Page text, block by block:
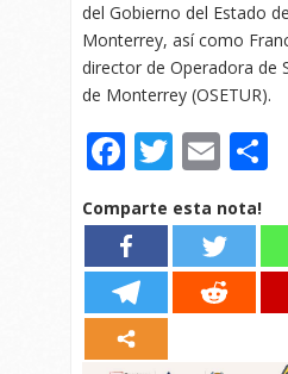
del Gobierno del Estado
Monterrey, así como
director de Operadora de
de Monterrey (OSETUR).
Facebook
Twitter
Comparte esta nota!